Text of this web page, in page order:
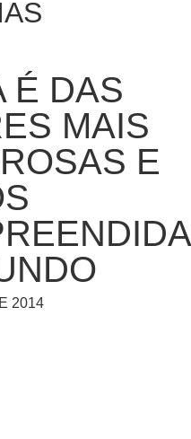
É DAS
MAIS
E
2014